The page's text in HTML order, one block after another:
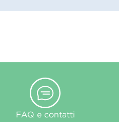
FAQ e contatti